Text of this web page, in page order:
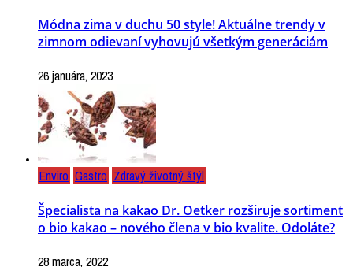
Módna zima v duchu 50 style! Aktuálne trendy v
zimnom odievaní vyhovujú všetkým generáciám
26 januára, 2023
Enviro Gastro Zdravý životný štýl
Špecialista na kakao Dr. Oetker rozširuje sortiment
o bio kakao – nového člena v bio kvalite. Odoláte?
28 marca, 2022